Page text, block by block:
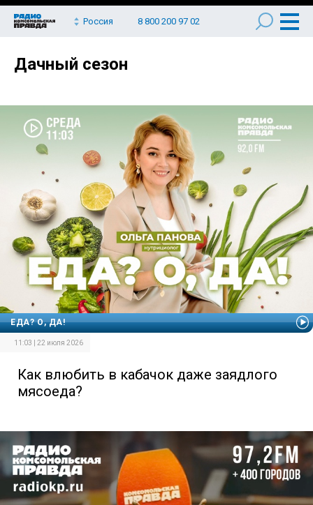
Россия 8 800 200 97 02
Дачный сезон
ЕДА? О, ДА!
11:03 | 22 июля 2026
Как влюбить в кабачок даже заядлого
мясоеда?